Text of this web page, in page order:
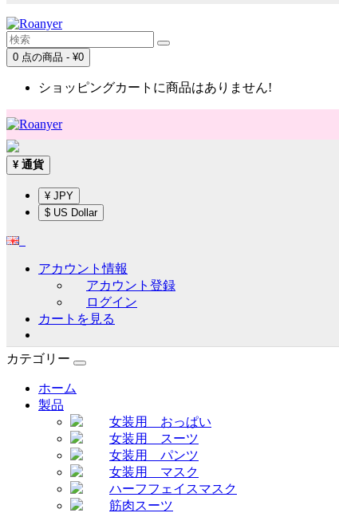
0 点の商品 - ¥0
ショッピングカートに商品はありません!
¥ 通貨
¥ JPY
$ US Dollar
アカウント情報
アカウント登録
ログイン
カートを見る
カテゴリー
ホーム
製品
女装用 おっぱい
女装用 スーツ
女装用 パンツ
女装用 マスク
ハーフフェイスマスク
筋肉スーツ